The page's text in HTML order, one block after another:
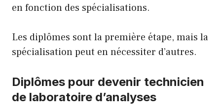
en fonction des spécialisations.
Les diplômes sont la première étape, mais la
spécialisation peut en nécessiter d’autres.
Diplômes pour devenir technicien
de laboratoire d’analyses